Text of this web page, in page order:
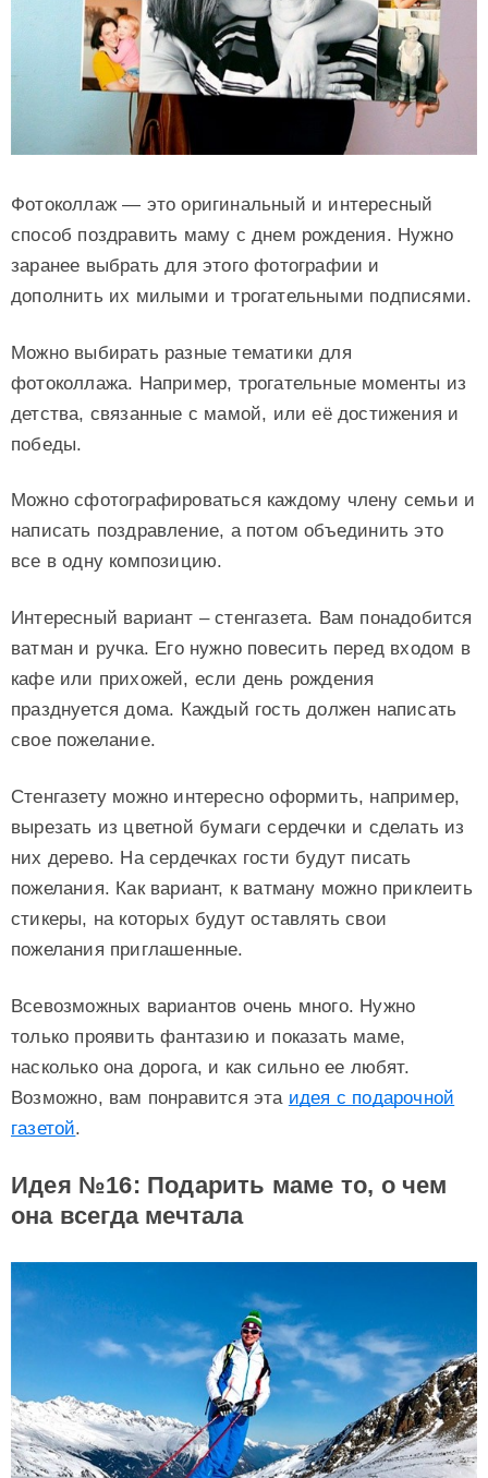
Фотоколлаж — это оригинальный и интересный
способ поздравить маму с днем рождения. Нужно
заранее выбрать для этого фотографии и
дополнить их милыми и трогательными подписями.
Можно выбирать разные тематики для
фотоколлажа. Например, трогательные моменты из
детства, связанные с мамой, или её достижения и
победы.
Можно сфотографироваться каждому члену семьи и
написать поздравление, а потом объединить это
все в одну композицию.
Интересный вариант – стенгазета. Вам понадобится
ватман и ручка. Его нужно повесить перед входом в
кафе или прихожей, если день рождения
празднуется дома. Каждый гость должен написать
свое пожелание.
Стенгазету можно интересно оформить, например,
вырезать из цветной бумаги сердечки и сделать из
них дерево. На сердечках гости будут писать
пожелания. Как вариант, к ватману можно приклеить
стикеры, на которых будут оставлять свои
пожелания приглашенные.
Всевозможных вариантов очень много. Нужно
только проявить фантазию и показать маме,
насколько она дорога, и как сильно ее любят.
Возможно, вам понравится эта идея с подарочной
газетой.
Идея №16: Подарить маме то, о чем
она всегда мечтала